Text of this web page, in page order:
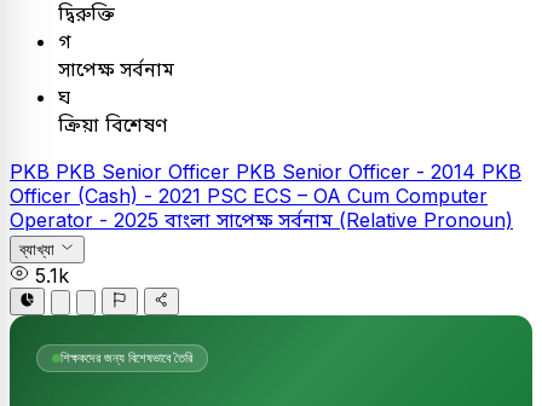
দ্বিরুক্তি
গ
সাপেক্ষ সর্বনাম
ঘ
ক্রিয়া বিশেষণ
PKB PKB Senior Officer PKB Senior Officer - 2014 PKB
Officer (Cash) - 2021 PSC ECS – OA Cum Computer
Operator - 2025 বাংলা সাপেক্ষ সর্বনাম (Relative Pronoun)
ব্যাখ্যা
5.1k
শিক্ষকদের জন্য বিশেষভাবে তৈরি